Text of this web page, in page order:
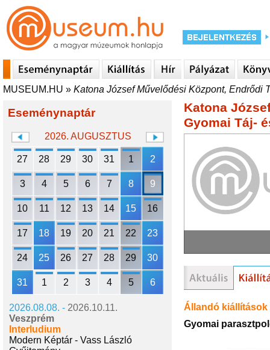
MUSEUM.HU » Katona József Művelődési Központ, Endrődi
Eseménynaptár
2026. AUGUSZTUS
27 28 29 30 31 1 2
3 4 5 6 7 8 9
10 11 12 13 14 15 16
17 18 19 20 21 22 23
24 25 26 27 28 29 30
31 1 2 3 4 5 6
2026.08.08. - 2026.10.11.
Veszprém
Interludium
Modern Képtár - Vass László
Katona
Gyomai Táj-
Állandó kiállítások
Gyomai